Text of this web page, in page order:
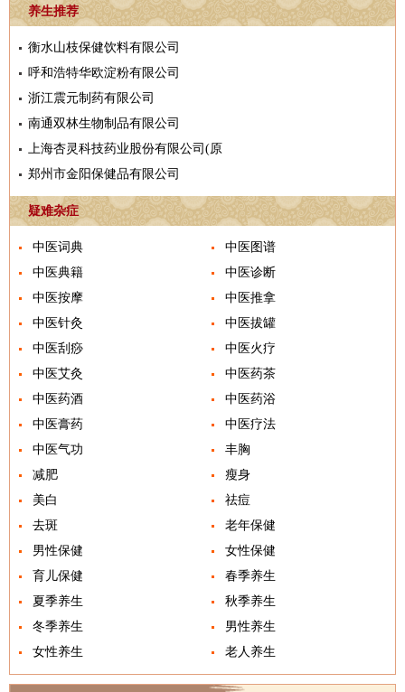
养生推荐
衡水山枝保健饮料有限公司
呼和浩特华欧淀粉有限公司
浙江震元制药有限公司
南通双林生物制品有限公司
上海杏灵科技药业股份有限公司(原
郑州市金阳保健品有限公司
疑难杂症
中医词典
中医图谱
中医典籍
中医诊断
中医按摩
中医推拿
中医针灸
中医拔罐
中医刮痧
中医火疗
中医艾灸
中医药茶
中医药酒
中医药浴
中医膏药
中医疗法
中医气功
丰胸
减肥
瘦身
美白
祛痘
去斑
老年保健
男性保健
女性保健
育儿保健
春季养生
夏季养生
秋季养生
冬季养生
男性养生
女性养生
老人养生